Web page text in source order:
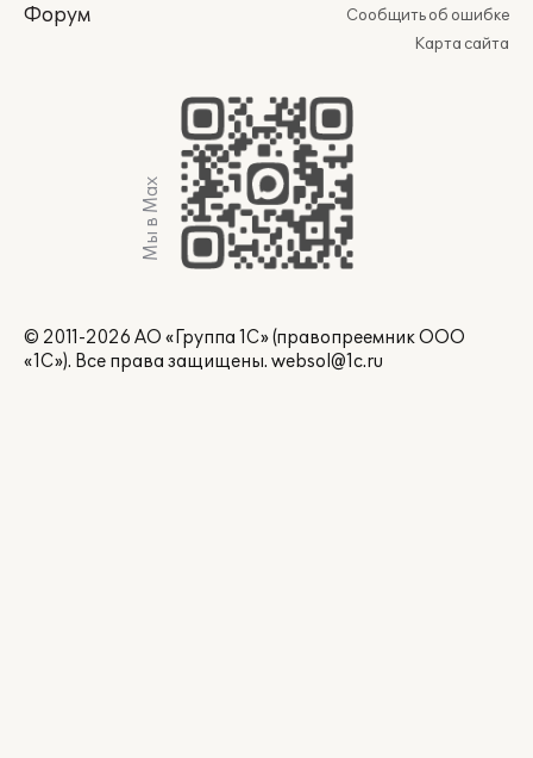
Форум
Сообщить об ошибке
Карта сайта
Мы в Max
© 2011-2026 АО «Группа 1С» (правопреемник ООО
«1С»). Все права защищены. websol@1c.ru